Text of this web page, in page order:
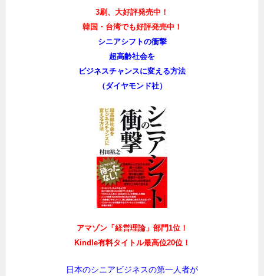
3刷、大好評発売中！
韓国・台湾でも好評発売中！
シニアシフトの衝撃
超高齢社会を
ビジネスチャンスに変える方法
（ダイヤモンド社）
アマゾン「経営理論」部門1位！
Kindle有料タイトル最高位20位！
日本のシニアビジネスの第一人者が